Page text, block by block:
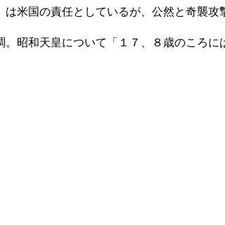
米国の責任としているが、公然と奇襲攻
昭和天皇について「１７、８歳のころに